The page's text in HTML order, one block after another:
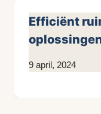
Efficiënt
Door
9 april, 2024